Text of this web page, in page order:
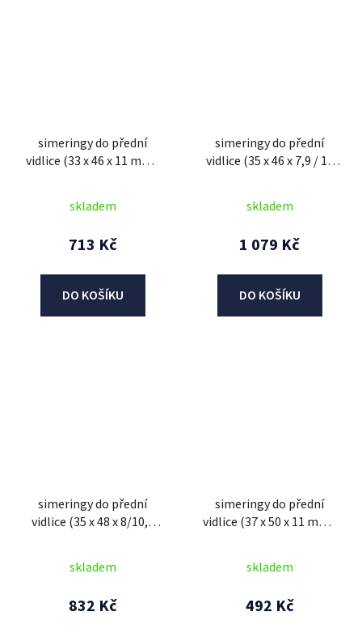
simeringy do přední
vidlice (33 x 46 x 11 mm),
skladem
713 Kč
DO KOŠÍKU
simeringy do přední
vidlice (35 x 46 x 7,9 / 11
skladem
1 079 Kč
DO KOŠÍKU
simeringy do přední
vidlice (35 x 48 x 8/10,5
skladem
832 Kč
simeringy do přední
vidlice (37 x 50 x 11 mm),
skladem
492 Kč